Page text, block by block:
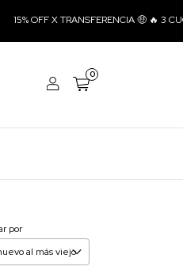
🤑 🔥 3 CUOTAS SIN
0
por